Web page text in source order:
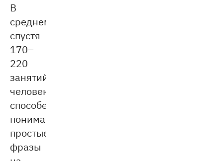
В
среднем,
спустя
170–
220
занятий
человек
способен
понимать
простые
фразы